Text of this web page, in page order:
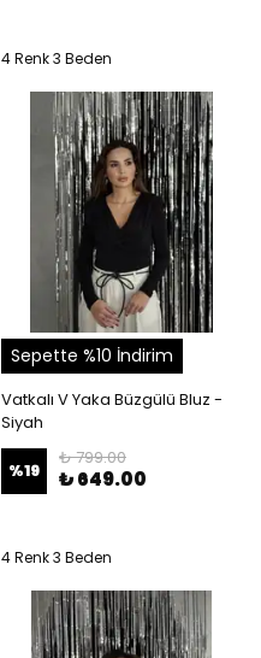
4 Renk 3 Beden
Sepette %10 İndirim
Vatkalı V Yaka Büzgülü Bluz -
Siyah
%19
₺ 799.00
₺ 649.00
4 Renk 3 Beden